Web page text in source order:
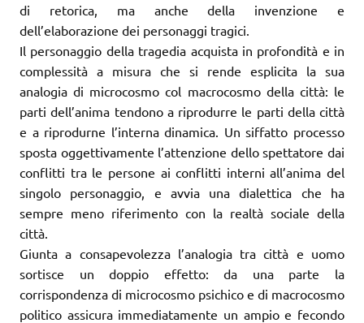
di retorica, ma anche della invenzione e
dell’elaborazione dei personaggi tragici.
Il personaggio della tragedia acquista in profondità e in
complessità a misura che si rende esplicita la sua
analogia di microcosmo col macrocosmo della città: le
parti dell’anima tendono a riprodurre le parti della città
e a riprodurne l’interna dinamica. Un siffatto processo
sposta oggettivamente l’attenzione dello spettatore dai
conflitti tra le persone ai conflitti interni all’anima del
singolo personaggio, e avvia una dialettica che ha
sempre meno riferimento con la realtà sociale della
città.
Giunta a consapevolezza l’analogia tra città e uomo
sortisce un doppio effetto: da una parte la
corrispondenza di microcosmo psichico e di macrocosmo
politico assicura immediatamente un ampio e fecondo